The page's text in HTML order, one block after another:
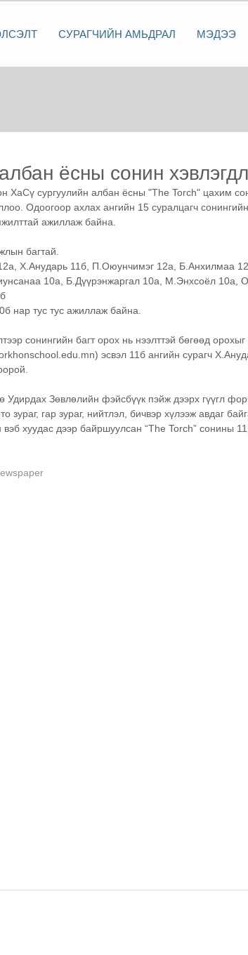
СУРАГЧИЙН АМЬДРАЛ МЭДЭЭ
ёсны сонин
ХаСү сургуулийн албан ёсны "The Torch" цахим
Одоогоор ахлах ангийн 15 суралцагч
ажиллаж байна.
багтай.
Х.Анударь 11б, П.Оюунчимэг 12а, Б.Анхилмаа
10а, Б.Дүүрэнжаргал 10а, М.Энхсоёл 10а,
нар тус тус ажиллаж байна.
сонингийн багт орох нь нээлттэй бөгөөд орохыг
эсвэл 11б ангийн сурагч
Зөвлөлийн фэйсбүүк пэйж дээрх гүүгл
зураг, гар зураг, нийтлэл, бичвэр хүлээж авдаг
хуудас дээр байршуулсан “The Torch” сонины